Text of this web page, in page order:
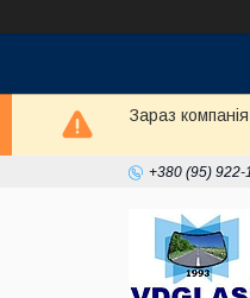
Зараз
+380 (95) 922-